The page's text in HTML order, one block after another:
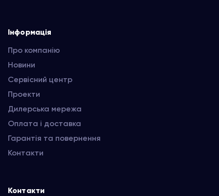
Інформація
Про компанію
Новини
Сервісний центр
Проекти
Дилерська мережа
Оплата і доставка
Гарантія та повернення
Контакти
Контакти